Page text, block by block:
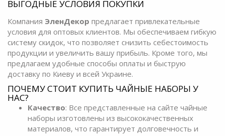
ВЫГОДНЫЕ УСЛОВИЯ ПОКУПКИ
Компания ЭленДекор предлагает привлекательные
условия для оптовых клиентов. Мы обеспечиваем гибкую
систему скидок, что позволяет снизить себестоимость
продукции и увеличить вашу прибыль. Кроме того, мы
предлагаем удобные способы оплаты и быструю
доставку по Киеву и всей Украине.
ПОЧЕМУ СТОИТ КУПИТЬ ЧАЙНЫЕ НАБОРЫ У
НАС?
Качество: Все представленные на сайте чайные
наборы изготовлены из высококачественных
материалов, что гарантирует долговечность и